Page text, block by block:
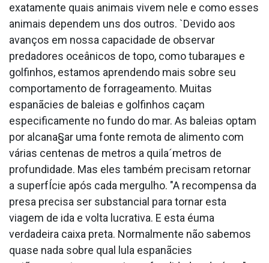
exatamente quais animais vivem nele e como esses
animais dependem uns dos outros. `Devido aos
avanços em nossa capacidade de observar
predadores oceânicos de topo, como tubaraµes e
golfinhos, estamos aprendendo mais sobre seu
comportamento de forrageamento. Muitas
espanãcies de baleias e golfinhos caçam
especificamente no fundo do mar. As baleias optam
por alcana§ar uma fonte remota de alimento com
várias centenas de metros a quila´metros de
profundidade. Mas eles também precisam retornar
a superfÍcie após cada mergulho. "A recompensa da
presa precisa ser substancial para tornar esta
viagem de ida e volta lucrativa. E esta éuma
verdadeira caixa preta. Normalmente não sabemos
quase nada sobre qual lula espanãcies